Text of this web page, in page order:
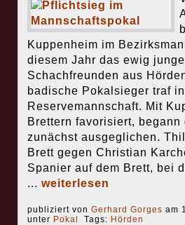
Kuppenheim im
diesem Jahr das ewig
Schachfreunden aus
badische Pokalsieger traf
Reservemannschaft. Mit
Brettern favorisiert,
zunächst ausgeglichen.
Brett gegen Christian
Spanier auf dem Brett, bei
... weiterlesen
publiziert von Gerhard Gorges am
unter Pokal Tags: Hörden